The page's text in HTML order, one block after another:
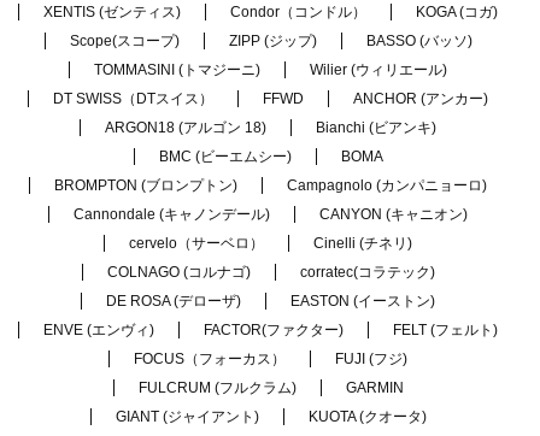
XENTIS (ゼンティス)
Condor（コンドル）
KOGA (コガ)
Scope(スコープ)
ZIPP (ジップ)
BASSO (バッソ)
TOMMASINI (トマジーニ)
Wilier (ウィリエール)
DT SWISS（DTスイス）
FFWD
ANCHOR (アンカー)
ARGON18 (アルゴン 18)
Bianchi (ビアンキ)
BMC (ビーエムシー)
BOMA
BROMPTON (ブロンプトン)
Campagnolo (カンパニョーロ)
Cannondale (キャノンデール)
CANYON (キャニオン)
cervelo（サーベロ）
Cinelli (チネリ)
COLNAGO (コルナゴ)
corratec(コラテック)
DE ROSA (デローザ)
EASTON (イーストン)
ENVE (エンヴィ)
FACTOR(ファクター)
FELT (フェルト)
FOCUS（フォーカス）
FUJI (フジ)
FULCRUM (フルクラム)
GARMIN
GIANT (ジャイアント)
KUOTA (クオータ)